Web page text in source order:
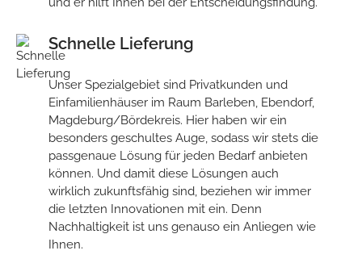
Schnelle Lieferung
Unser Spezialgebiet sind Privatkunden und
Einfamilienhäuser im Raum Barleben, Ebendorf,
Magdeburg/Bördekreis. Hier haben wir ein
besonders geschultes Auge, sodass wir stets die
passgenaue Lösung für jeden Bedarf anbieten
können. Und damit diese Lösungen auch
wirklich zukunftsfähig sind, beziehen wir immer
die letzten Innovationen mit ein. Denn
Nachhaltigkeit ist uns genauso ein Anliegen wie
Ihnen.